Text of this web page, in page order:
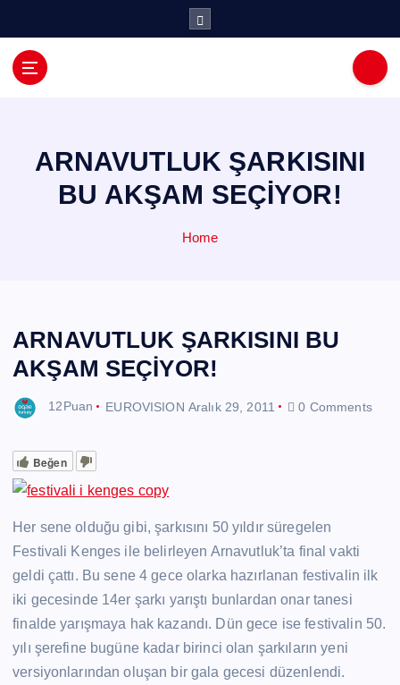
ARNAVUTLUK ŞARKISINI
BU AKŞAM SEÇİYOR!
Home
ARNAVUTLUK ŞARKISINI BU
AKŞAM SEÇİYOR!
12Puan EUROVISION Aralık 29, 2011 0 Comments
Beğen
Her sene olduğu gibi, şarkısını 50 yıldır süregelen
Festivali Kenges ile belirleyen Arnavutluk’ta final vakti
geldi çattı. Bu sene 4 gece olarka hazırlanan festivalin ilk
iki gecesinde 14er şarkı yarıştı bunlardan onar tanesi
finalde yarışmaya hak kazandı. Dün gece ise festivalin 50.
yılı şerefine bugüne kadar birinci olan şarkıların yeni
versiyonlarından oluşan bir gala gecesi düzenlendi.